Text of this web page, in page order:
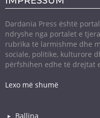
Dardania Press është
ndryshe nga portalet e
rubrika të larmishme dhe
sociale, politike, kulturore
përfshihen edhe të drejtat
Lexo më shumë
Ballina